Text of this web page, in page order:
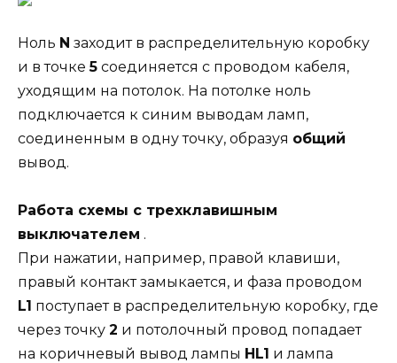
Ноль N заходит в распределительную коробку
и в точке5 соединяется с проводом кабеля,
уходящим на потолок. На потолке ноль
подключается к синим выводам ламп,
соединенным в одну точку, образуя общий
вывод.
Работа схемы с трехклавишным
выключателем .
При нажатии, например, правой клавиши,
правый контакт замыкается, и фаза проводом
L1 поступает в распределительную коробку, где
через точку 2 и потолочный провод попадает
на коричневый вывод лампы HL1 и лампа